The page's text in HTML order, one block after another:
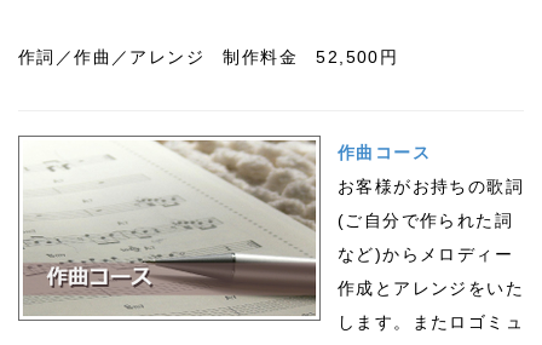
作詞／作曲／アレンジ 制作料金 52,500円
作曲コース
お客様がお持ちの歌詞
(ご自分で作られた詞
など)からメロディー
作成とアレンジをいた
します。またロゴミュ